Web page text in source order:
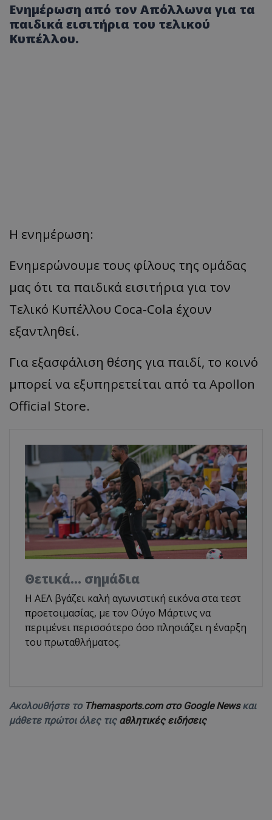
Ενημέρωση από τον Απόλλωνα για τα
παιδικά εισιτήρια του τελικού
Κυπέλλου.
Η ενημέρωση:
Ενημερώνουμε τους φίλους της ομάδας
μας ότι τα παιδικά εισιτήρια για τον
Τελικό Κυπέλλου Coca-Cola έχουν
εξαντληθεί.
Για εξασφάλιση θέσης για παιδί, το κοινό
μπορεί να εξυπηρετείται από τα Apollon
Official Store.
Θετικά... σημάδια
Η ΑΕΛ βγάζει καλή αγωνιστική εικόνα στα τεστ
προετοιμασίας, με τον Ούγο Μάρτινς να
περιμένει περισσότερο όσο πλησιάζει η έναρξη
του πρωταθλήματος.
Ακολουθήστε το Themasports.com στο Google Newsκαι
μάθετε πρώτοι όλες τις αθλητικές ειδήσεις